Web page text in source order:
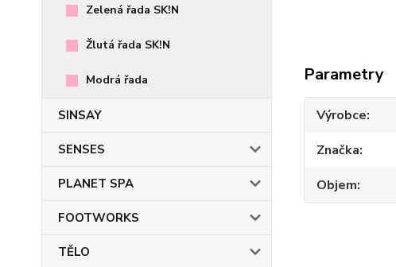
Zelená řada SK!N
Žlutá řada SK!N
Modrá řada
SINSAY
SENSES
PLANET SPA
FOOTWORKS
TĚLO
Parametry
Výrobce
Značka
Objem